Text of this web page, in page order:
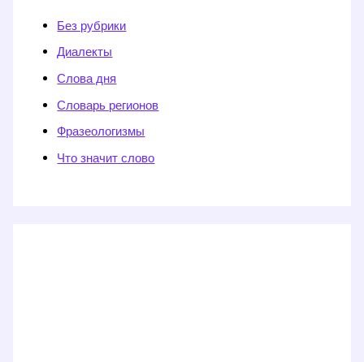
Без рубрики
Диалекты
Слова дня
Словарь регионов
Фразеологизмы
Что значит слово